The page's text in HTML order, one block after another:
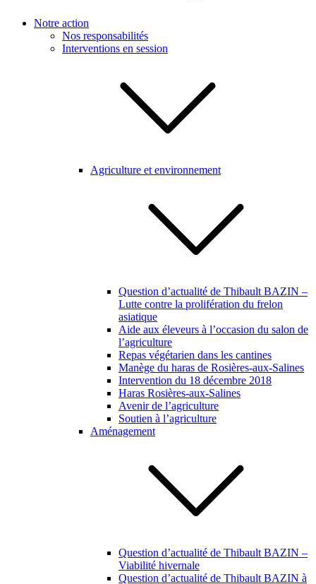
Notre action
Nos responsabilités
Interventions en session
Agriculture et environnement
Question d’actualité de Thibault BAZIN –
Lutte contre la prolifération du frelon
asiatique
Aide aux éleveurs à l’occasion du salon de
l’agriculture
Repas végétarien dans les cantines
Manège du haras de Rosières-aux-Salines
Intervention du 18 décembre 2018
Haras Rosières-aux-Salines
Avenir de l’agriculture
Soutien à l’agriculture
Aménagement
Question d’actualité de Thibault BAZIN –
Viabilité hivernale
Question d’actualité de Thibault BAZIN à